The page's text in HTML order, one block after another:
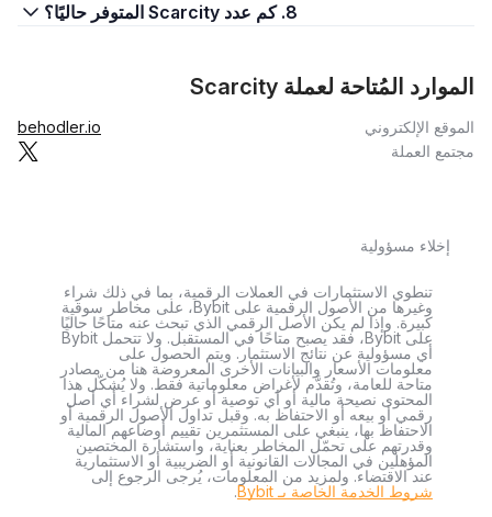
8. كم عدد Scarcity المتوفر حاليًا؟
الموارد المُتاحة لعملة Scarcity
الموقع الإلكتروني
behodler.io
مجتمع العملة
إخلاء مسؤولية
تنطوي الاستثمارات في العملات الرقمية، بما في ذلك شراء
وغيرها من الأصول الرقمية على Bybit، على مخاطر سوقية
كبيرة. وإذا لم يكن الأصل الرقمي الذي تبحث عنه متاحًا حاليًا
على Bybit، فقد يصبح متاحًا في المستقبل. ولا تتحمل Bybit
أي مسؤولية عن نتائج الاستثمار. ويتم الحصول على
معلومات الأسعار والبيانات الأخرى المعروضة هنا من مصادر
متاحة للعامة، وتُقدَّم لأغراض معلوماتية فقط. ولا يُشكّل هذا
المحتوى نصيحة مالية أو أي توصية أو عرض لشراء أي أصل
رقمي أو بيعه أو الاحتفاظ به. وقبل تداول الأصول الرقمية أو
الاحتفاظ بها، ينبغي على المستثمرين تقييم أوضاعهم المالية
وقدرتهم على تحمّل المخاطر بعناية، واستشارة المختصين
المؤهلين في المجالات القانونية أو الضريبية أو الاستثمارية
عند الاقتضاء. ولمزيد من المعلومات، يُرجى الرجوع إلى
شروط الخدمة الخاصة بـ Bybit
.